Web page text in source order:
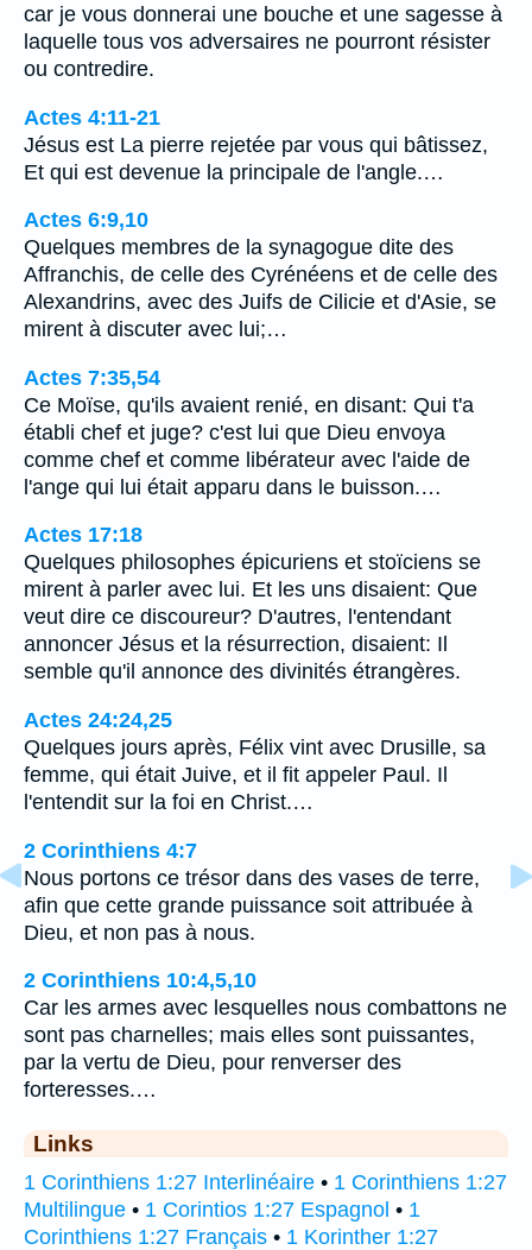
car je vous donnerai une bouche et une sagesse à
laquelle tous vos adversaires ne pourront résister
ou contredire.
Actes 4:11-21
Jésus est La pierre rejetée par vous qui bâtissez,
Et qui est devenue la principale de l'angle.…
Actes 6:9,10
Quelques membres de la synagogue dite des
Affranchis, de celle des Cyrénéens et de celle des
Alexandrins, avec des Juifs de Cilicie et d'Asie, se
mirent à discuter avec lui;…
Actes 7:35,54
Ce Moïse, qu'ils avaient renié, en disant: Qui t'a
établi chef et juge? c'est lui que Dieu envoya
comme chef et comme libérateur avec l'aide de
l'ange qui lui était apparu dans le buisson.…
Actes 17:18
Quelques philosophes épicuriens et stoïciens se
mirent à parler avec lui. Et les uns disaient: Que
veut dire ce discoureur? D'autres, l'entendant
annoncer Jésus et la résurrection, disaient: Il
semble qu'il annonce des divinités étrangères.
Actes 24:24,25
Quelques jours après, Félix vint avec Drusille, sa
femme, qui était Juive, et il fit appeler Paul. Il
l'entendit sur la foi en Christ.…
2 Corinthiens 4:7
Nous portons ce trésor dans des vases de terre,
afin que cette grande puissance soit attribuée à
Dieu, et non pas à nous.
2 Corinthiens 10:4,5,10
Car les armes avec lesquelles nous combattons ne
sont pas charnelles; mais elles sont puissantes,
par la vertu de Dieu, pour renverser des
forteresses.…
Links
1 Corinthiens 1:27 Interlinéaire • 1 Corinthiens 1:27
Multilingue • 1 Corintios 1:27 Espagnol • 1
Corinthiens 1:27 Français • 1 Korinther 1:27